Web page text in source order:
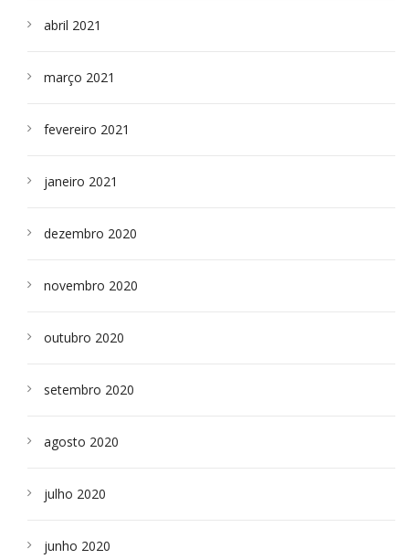
abril 2021
março 2021
fevereiro 2021
janeiro 2021
dezembro 2020
novembro 2020
outubro 2020
setembro 2020
agosto 2020
julho 2020
junho 2020